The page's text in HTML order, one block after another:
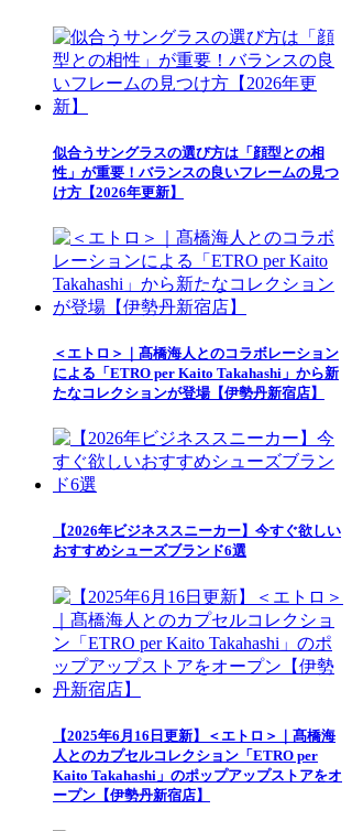
似合うサングラスの選び方は「顔型との相
性」が重要！バランスの良いフレームの見つ
け方【2026年更新】
＜エトロ＞｜髙橋海人とのコラボレーション
による「ETRO per Kaito Takahashi」から新
たなコレクションが登場【伊勢丹新宿店】
【2026年ビジネススニーカー】今すぐ欲しい
おすすめシューズブランド6選
【2025年6月16日更新】＜エトロ＞｜髙橋海
人とのカプセルコレクション「ETRO per
Kaito Takahashi」のポップアップストアをオ
ープン【伊勢丹新宿店】